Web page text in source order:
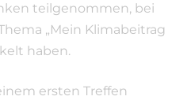
teilgenommen, bei
„Mein Klimabeitrag
haben.
ersten Treffen